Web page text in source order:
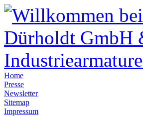
Home
Presse
Newsletter
Sitemap
Impressum